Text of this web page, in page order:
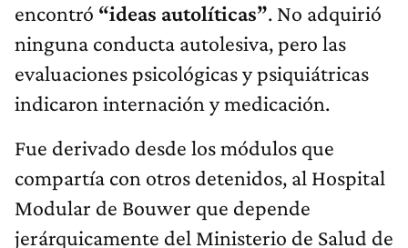
encontró “ideas autolíticas”. No adquirió
ninguna conducta autolesiva, pero las
evaluaciones psicológicas y psiquiátricas
indicaron internación y medicación.
Fue derivado desde los módulos que
compartía con otros detenidos, al Hospital
Modular de Bouwer que depende
jerárquicamente del Ministerio de Salud de